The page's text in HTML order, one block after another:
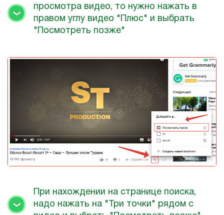
просмотра видео, то нужно нажать в
правом углу видео "Плюс" и выбрать
"Посмотреть позже"
При нахождении на странице поиска,
надо нажать на "Три точки" рядом с